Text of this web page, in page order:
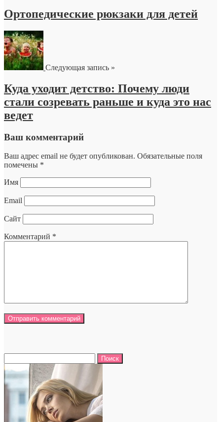
Ортопедические рюкзаки для детей
Следующая запись »
Куда уходит детство: Почему люди
стали созревать раньше и куда это нас
ведет
Ваш комментарий
Ваш адрес email не будет опубликован. Обязательные поля
помечены *
Имя
Email
Сайт
Комментарий *